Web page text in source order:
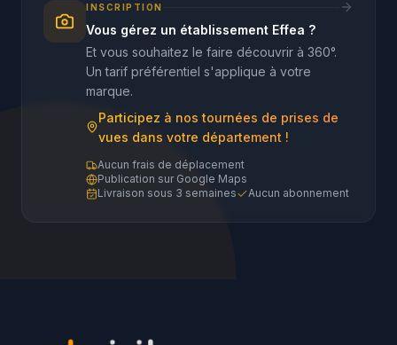
INSCRIPTION
Vous gérez un établissement Effea ?
Et vous souhaitez le faire découvrir à 360°.
Un tarif préférentiel s'applique à votre
marque.
Participez à nos tournées de prises de
vues dans votre département !
Aucun frais de déplacement
Publication sur Google Maps
Livraison sous 3 semaines
Aucun abonnement